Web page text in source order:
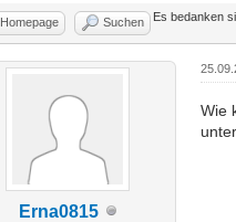
Homepage Suchen Es bedanken
Erna0815
Wie